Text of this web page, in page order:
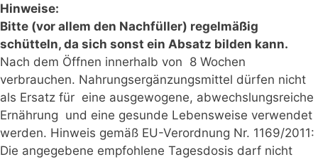
Hinweise:
Bitte (vor allem den Nachfüller) regelmäßig
schütteln, da sich sonst ein Absatz bilden kann.
Nach dem Öffnen innerhalb von 8 Wochen
verbrauchen. Nahrungsergänzungsmittel dürfen nicht
als Ersatz für eine ausgewogene, abwechslungsreiche
Ernährung und eine gesunde Lebensweise verwendet
werden. Hinweis gemäß EU-Verordnung Nr. 1169/2011:
Die angegebene empfohlene Tagesdosis darf nicht